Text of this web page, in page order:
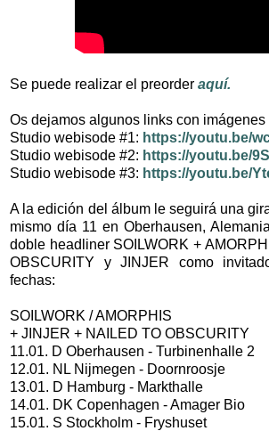
Se puede realizar el preorder aquí.
Os dejamos algunos links con
Studio webisode #1: https://youtu.be/
Studio webisode #2: https://youtu.be/
Studio webisode #3: https://youtu.be/
A la edición del álbum le seguirá una
mismo día 11 en Oberhausen,
doble headliner SOILWORK +
OBSCURITY y JINJER como
fechas:
SOILWORK / AMORPHIS
+ JINJER + NAILED TO OBSCURITY
11.01. D Oberhausen - Turbinenhalle 2
12.01. NL Nijmegen - Doornroosje
13.01. D Hamburg - Markthalle
14.01. DK Copenhagen - Amager Bio
15.01. S Stockholm - Fryshuset